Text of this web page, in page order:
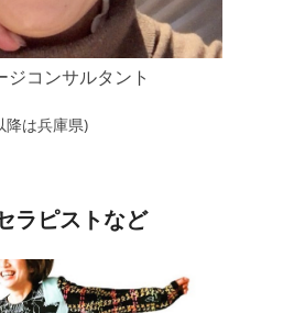
ージコンサルタント
降は兵庫県)
ラピストなど